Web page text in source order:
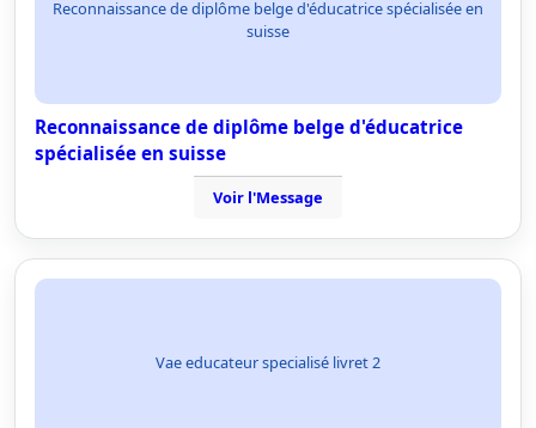
Reconnaissance de diplôme belge d'éducatrice spécialisée en
suisse
Reconnaissance de diplôme belge d'éducatrice
spécialisée en suisse
Voir l'Message
Vae educateur specialisé livret 2